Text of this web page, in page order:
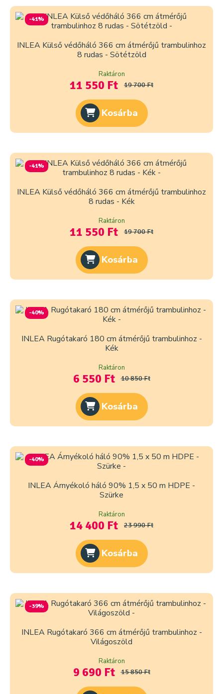
-41%
INLEA Külső védőháló 366 cm átmérőjű trambulinhoz
8 rudas - Sötétzöld
Raktáron
11 550 Ft 19 700 Ft
Kosárba
-41%
INLEA Külső védőháló 366 cm átmérőjű trambulinhoz
8 rudas - Kék
Raktáron
11 550 Ft 19 700 Ft
Kosárba
-40%
INLEA Rugótakaró 180 cm átmérőjű trambulinhoz -
Kék
Raktáron
6 550 Ft 10 850 Ft
Kosárba
-40%
INLEA Árnyékoló háló 90% 1,5 x 50 m HDPE -
Szürke
Raktáron
14 400 Ft 23 990 Ft
Kosárba
-39%
INLEA Rugótakaró 366 cm átmérőjű trambulinhoz -
Világoszöld
Raktáron
9 690 Ft 15 850 Ft